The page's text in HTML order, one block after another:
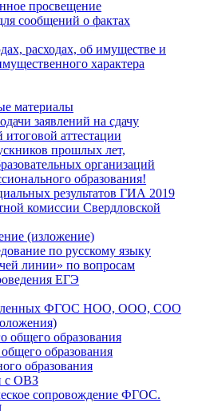
просвещение
сообщений о фактах
расходах, об имуществе и
характера
материалы
заявлений на сдачу
итоговой аттестации
прошлых лет,
организаций
образования!
результатов ГИА 2019
комиссии Свердловской
(изложение)
по русскому языку
линии» по вопросам
ЕГЭ
ФГОС НОО, ООО, СОО
образования
образования
образования
с ОВЗ
сопровождение ФГОС.